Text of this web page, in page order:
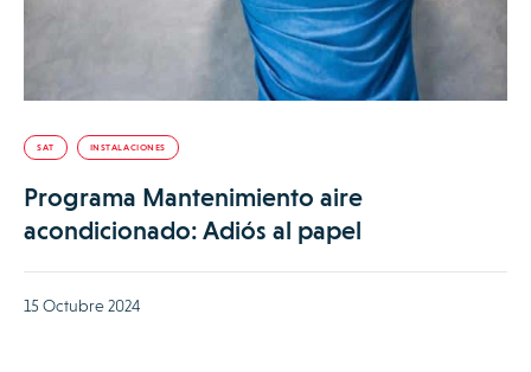
SAT INSTALACIONES
Programa Mantenimiento aire
acondicionado: Adiós al papel
15 Octubre 2024